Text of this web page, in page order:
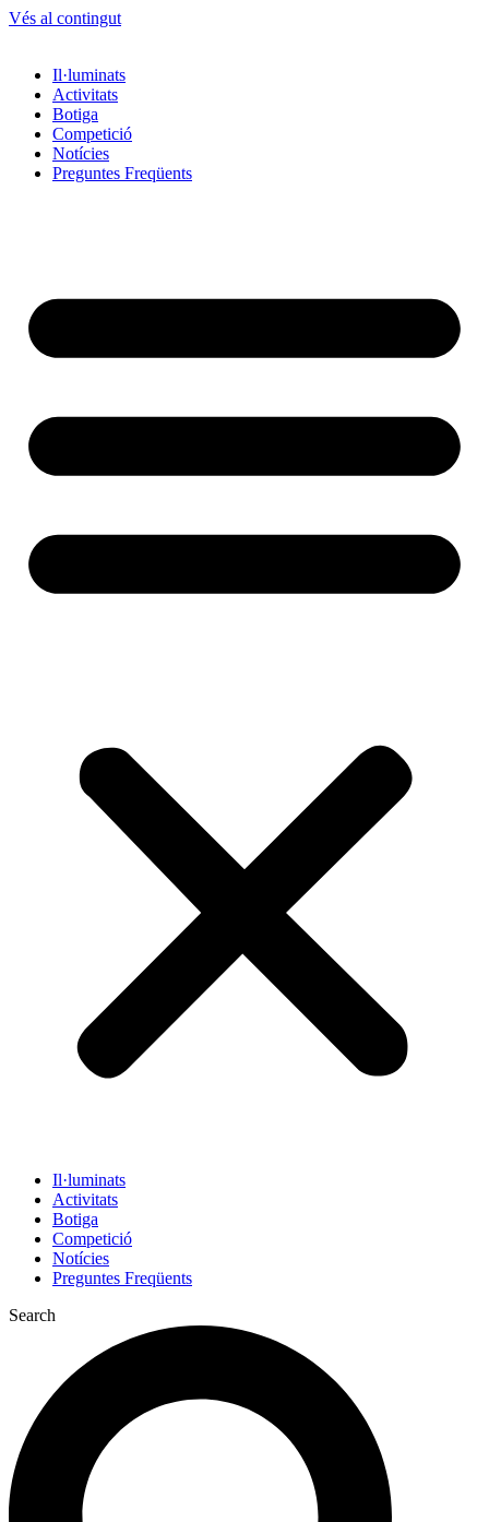
Vés al contingut
Il·luminats
Activitats
Botiga
Competició
Notícies
Preguntes Freqüents
Il·luminats
Activitats
Botiga
Competició
Notícies
Preguntes Freqüents
Search